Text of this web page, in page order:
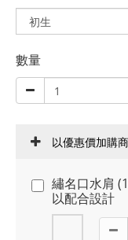
數量
以優惠價加購
繡名口水肩
以配合設計